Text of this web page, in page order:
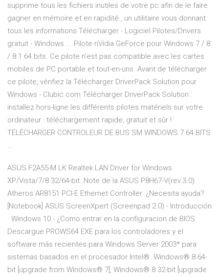
supprime tous les fichiers inutiles de votre pc afin de le faire
gagner en mémoire et en rapidité , un utilitaire vous donnant
tous les informations Télécharger - Logiciel Pilotes/Drivers
gratuit - Windows ... Pilote nVidia GeForce pour Windows 7 / 8
/ 8.1 64 bits. Ce pilote n'est pas compatible avec les cartes
mobiles de PC portable et tout-en-uns. Avant de télécharger
ce pilote, vérifiez la Télécharger DriverPack Solution pour
Windows - Clubic.com Télécharger DriverPack Solution :
installez hors-ligne les différents pilotes matériels sur votre
ordinateur : téléchargement rapide, gratuit et sûr !
TÉLÉCHARGER CONTROLEUR DE BUS SM WINDOWS 7 64 BITS
…
ASUS F2A55-M LK Realtek LAN Driver for Windows
XP/Vista/7/8 32/64-bit. Note de la ASUS P8H67-V(rev.3.0)
Atheros AR8151 PCI-E Ethernet Controller. ¿Necesita ayuda?
[Notebook] ASUS ScreenXpert (Screenpad 2.0) - Introducción
· Windows 10 - ¿Como entrar en la configuracion de BIOS
Descargue PROWS64.EXE para los controladores y el
software más recientes para Windows Server 2003* para
sistemas basados en el procesador Intel® Windows® 8 64-
bit [upgrade from Windows® 7], Windows® 8 32-bit [upgrade